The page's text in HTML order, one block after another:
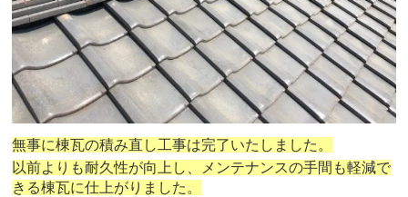
無事に棟瓦の積み直し工事は完了いたしました。
以前よりも耐久性が向上し、メンテナンスの手間も軽減で
きる棟瓦に仕上がりました。